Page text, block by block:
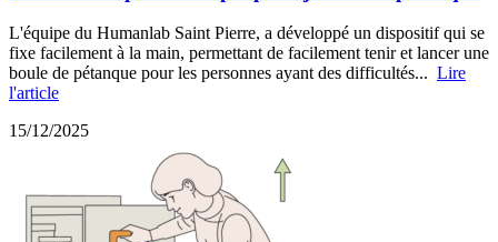
L'équipe du Humanlab Saint Pierre, a développé un dispositif qui se
fixe facilement à la main, permettant de facilement tenir et lancer une
boule de pétanque pour les personnes ayant des difficultés... Lire
l'article
15/12/2025